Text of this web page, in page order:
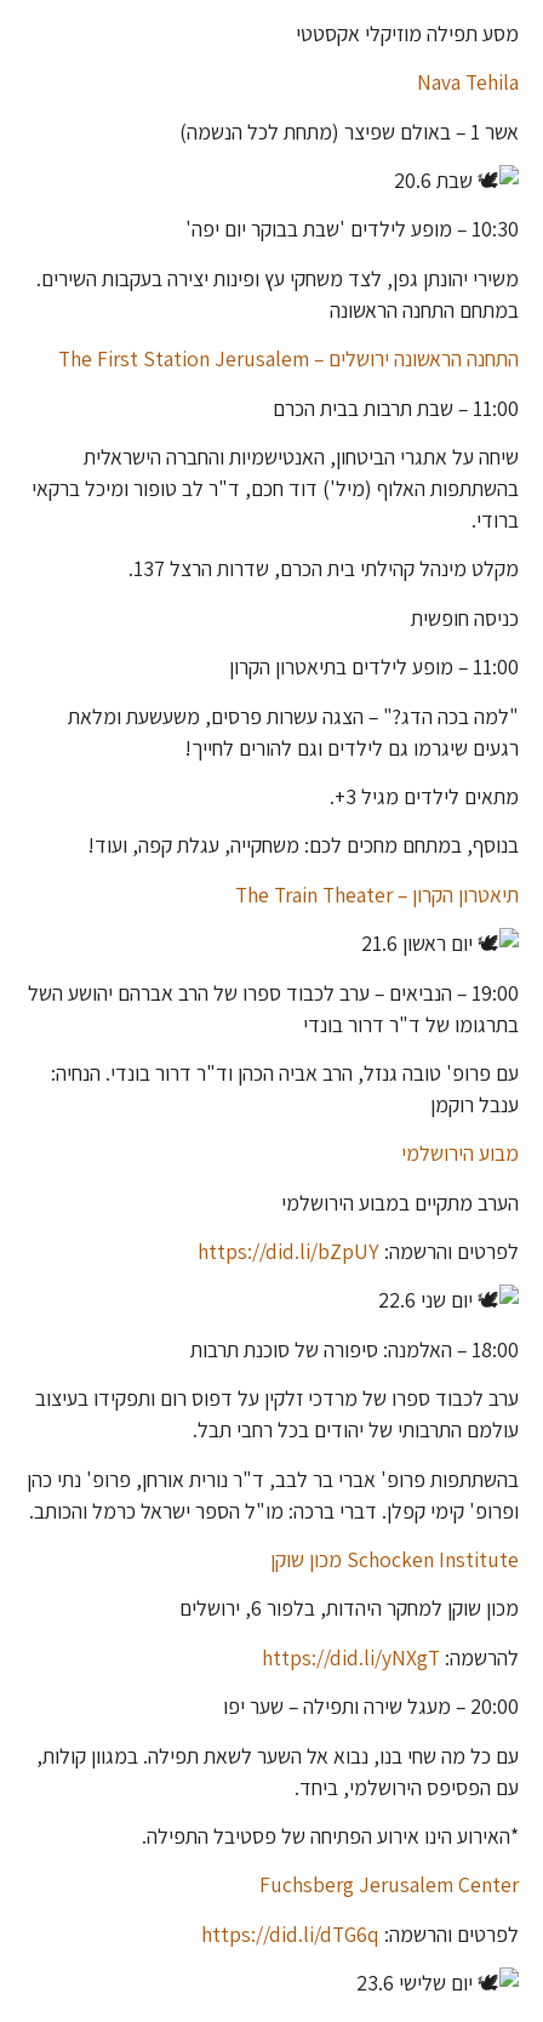
מסע תפילה מוזיקלי אקסטטי
Nava Tehila
אשר 1 – באולם שפיצר (מתחת לכל הנשמה)
שבת 20.6
10:30 – מופע לילדים 'שבת בבוקר יום יפה'
משירי יהונתן גפן, לצד משחקי עץ ופינות יצירה בעקבות השירים.
במתחם התחנה הראשונה
התחנה הראשונה ירושלים – The First Station Jerusalem
11:00 – שבת תרבות בבית הכרם
שיחה על אתגרי הביטחון, האנטישמיות והחברה הישראלית
בהשתתפות האלוף (מיל') דוד חכם, ד"ר לב טופור ומיכל ברקאי
ברודי.
מקלט מינהל קהילתי בית הכרם, שדרות הרצל 137.
כניסה חופשית
11:00 – מופע לילדים בתיאטרון הקרון
"למה בכה הדג?" – הצגה עשרות פרסים, משעשעת ומלאת
רגעים שיגרמו גם לילדים וגם להורים לחייך!
מתאים לילדים מגיל 3+.
בנוסף, במתחם מחכים לכם: משחקייה, עגלת קפה, ועוד!
תיאטרון הקרון – The Train Theater
יום ראשון 21.6
19:00 – הנביאים – ערב לכבוד ספרו של הרב אברהם יהושע השל
בתרגומו של ד"ר דרור בונדי
עם פרופ' טובה גנזל, הרב אביה הכהן וד"ר דרור בונדי. הנחיה:
ענבל רוקמן
מבוע הירושלמי
הערב מתקיים במבוע הירושלמי
לפרטים והרשמה: https://did.li/bZpUY
יום שני 22.6
18:00 – האלמנה: סיפורה של סוכנת תרבות
ערב לכבוד ספרו של מרדכי זלקין על דפוס רום ותפקידו בעיצוב
עולמם התרבותי של יהודים בכל רחבי תבל.
בהשתתפות פרופ' אברי בר לבב, ד"ר נורית אורחן, פרופ' נתי כהן
ופרופ' קימי קפלן. דברי ברכה: מו"ל הספר ישראל כרמל והכותב.
Schocken Institute מכון שוקן
מכון שוקן למחקר היהדות, בלפור 6, ירושלים
להרשמה: https://did.li/yNXgT
20:00 – מעגל שירה ותפילה – שער יפו
עם כל מה שחי בנו, נבוא אל השער לשאת תפילה. במגוון קולות,
עם הפסיפס הירושלמי, ביחד.
*האירוע הינו אירוע הפתיחה של פסטיבל התפילה.
Fuchsberg Jerusalem Center
לפרטים והרשמה: https://did.li/dTG6q
יום שלישי 23.6